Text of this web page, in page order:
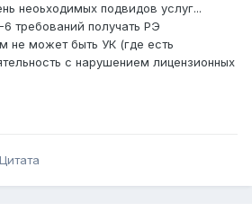
неоьходимых подвидов услуг...
требований получать РЭ
не может быть УК (где есть
с нарушением лицензионных
Цитата